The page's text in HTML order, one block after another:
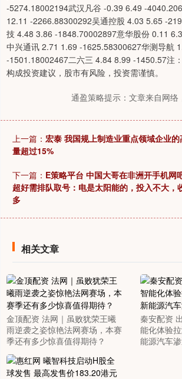
-5274.18002194武汉凡谷 -0.39 6.49 -
12.11 -2266.88300292吴通控股 4.03 5.65 -
技 4.48 3.86 -1848.70002897意华股份 0.11
中兴通讯 2.71 1.69 -1625.58300627华测导航
-1501.18002467二六三 4.84 8.99 -1450.57注
构成投资建议，股市有风险，投资需谨慎。
通盈策略提示：文章来自网络
上一篇： 宏泰 我国规上制造业重点领域企业
量超过15%
下一篇： E策略平台 中国大哥在非洲开手机网
超好需排队取号：电是太阳能的，投入不大，
多
相关文章
金顶配资 法网｜虽败犹荣王曦
雨逆袭之姿惊艳法网赛场，本赛
季还有多少惊喜值得期待？
秦安配资
能化体验
能源汽车